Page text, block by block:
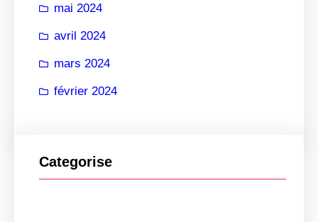
mai 2024
avril 2024
mars 2024
février 2024
Categorise